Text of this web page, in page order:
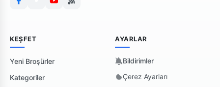
KEŞFET
Yeni Broşürler
Kategoriler
AYARLAR
Bildirimler
Çerez Ayarları